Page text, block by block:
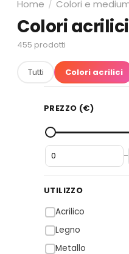
Home / Colori e
Colori acrilici
455 prodotti
Tutti Colori acrilici